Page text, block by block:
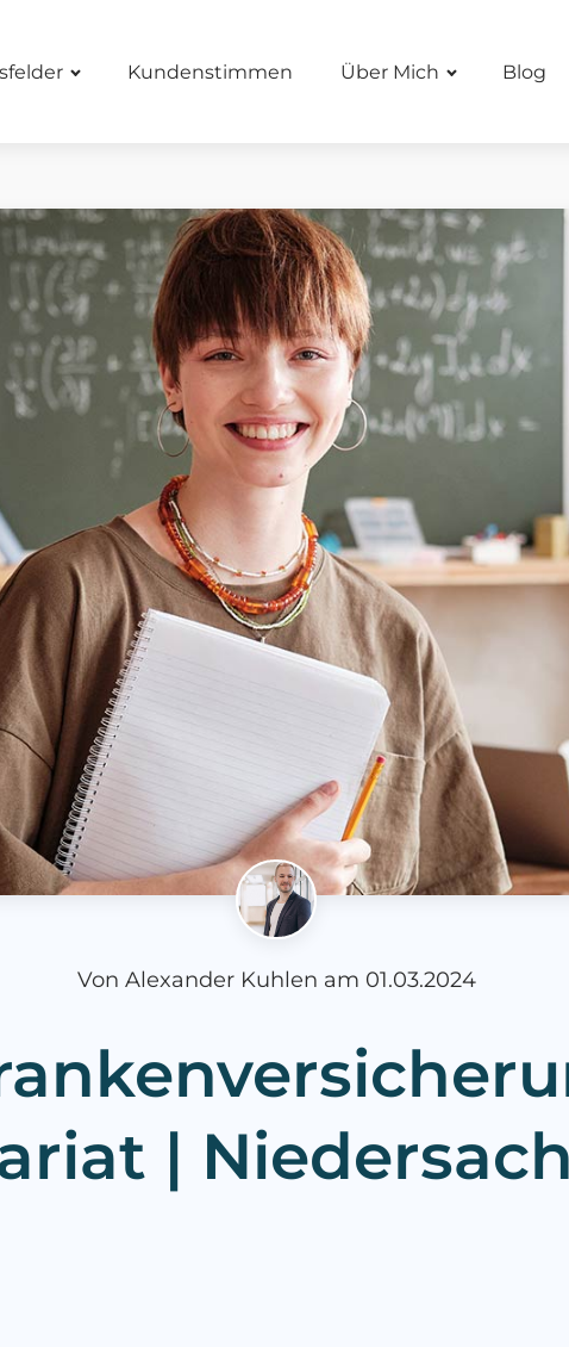
Kundenstimmen Über Mich Blog
Von Alexander Kuhlen am 01.03.2024
|